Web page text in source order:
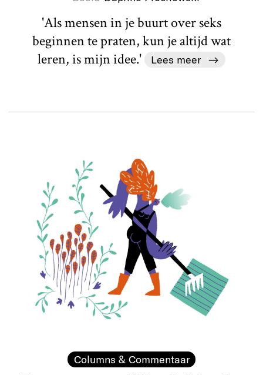
'Als mensen in je buurt over seks
beginnen te praten, kun je altijd wat
leren, is mijn idee.'
Lees meer
Columns & Commentaar